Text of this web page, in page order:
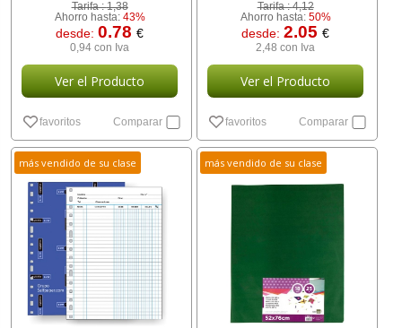
Tarifa :1,38
Ahorro hasta: 43%
desde:0.78€
0,94 con Iva
Ver el Producto
favoritos Comparar
Tarifa :4,12
Ahorro hasta: 50%
desde:2.05€
2,48 con Iva
Ver el Producto
favoritos Comparar
más vendido de su clase más vendido de su clase